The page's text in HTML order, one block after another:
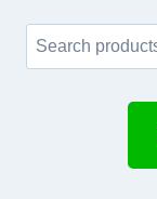
Search